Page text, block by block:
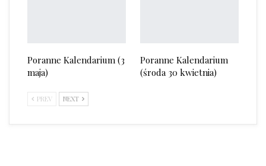
Poranne Kalendarium (3
maja)
Poranne Kalendarium
(środa 30 kwietnia)
PREV NEXT